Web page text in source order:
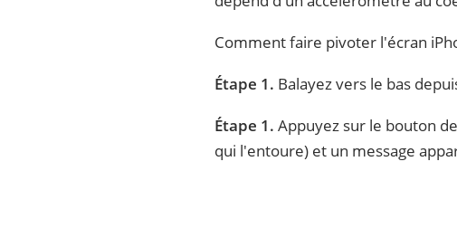
Comment faire pivoter l'écran
Étape 1. Balayez vers le bas
Étape 1. Appuyez sur le bouton
qui l'entoure) et un message